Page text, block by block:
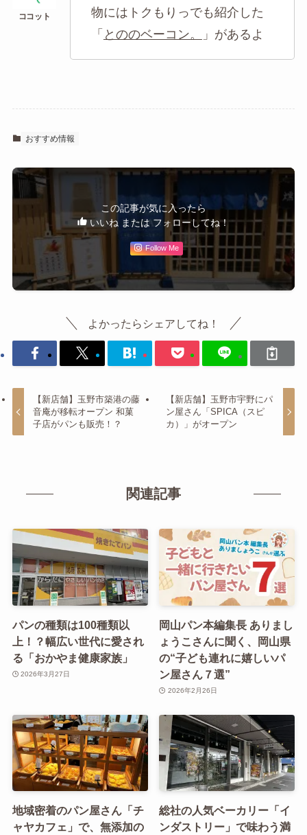
物にはトクもりっでも紹介した
「 とののベーコン。 」があるよ
おすすめ情報
この記事が気に入ったら
いいね または フォローしてね！
Follow Me
よかったらシェアしてね！
【新店舗】玉野市築港の藤
音庵が移転オープン 和菓
子店がパンも販売！？
【新店舗】玉野市宇野にパ
ン屋さん「SPICA（スピ
カ）」がオープン
関連記事
パンの種類は100種類以
上！？幅広い世代に愛され
る「おかやま健康家族」
2026年3月27日
岡山パン本編集長 ありまし
ょうこさんに聞く、岡山県
の“子ども連れに嬉しいパ
ン屋さん７選”
2026年2月26日
地域密着のパン屋さん「チ
ャヤカフェ」で、無添加の
総社の人気ベーカリー「イ
ンダストリー」で味わう満